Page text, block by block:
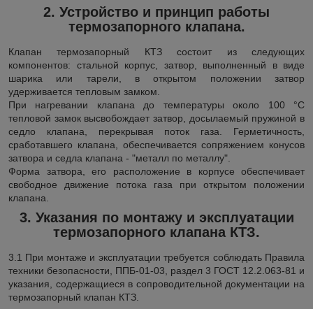
2. Устройство и принцип работы
термозапорного клапана.
Клапан термозапорный КТЗ состоит из следующих
компонентов: стальной корпус, затвор, выполненный в виде
шарика или тарели, в открытом положении затвор
удерживается тепловым замком.
При нагревании клапана до температуры около 100 °С
тепловой замок высвобождает затвор, досылаемый пружиной в
седло клапана, перекрывая поток газа. Герметичность,
сработавшего клапана, обеспечивается сопряжением конусов
затвора и седла клапана - "металл по металлу".
Форма затвора, его расположение в корпусе обеспечивает
свободное движение потока газа при открытом положении
клапана.
3. Указания по монтажу и эксплуатации
термозапорного клапана КТЗ.
3.1 При монтаже и эксплуатации требуется соблюдать Правила
техники безопасности, ППБ-01-03, раздел 3 ГОСТ 12.2.063-81 и
указания, содержащиеся в сопроводительной документации на
термозапорный клапан КТЗ.